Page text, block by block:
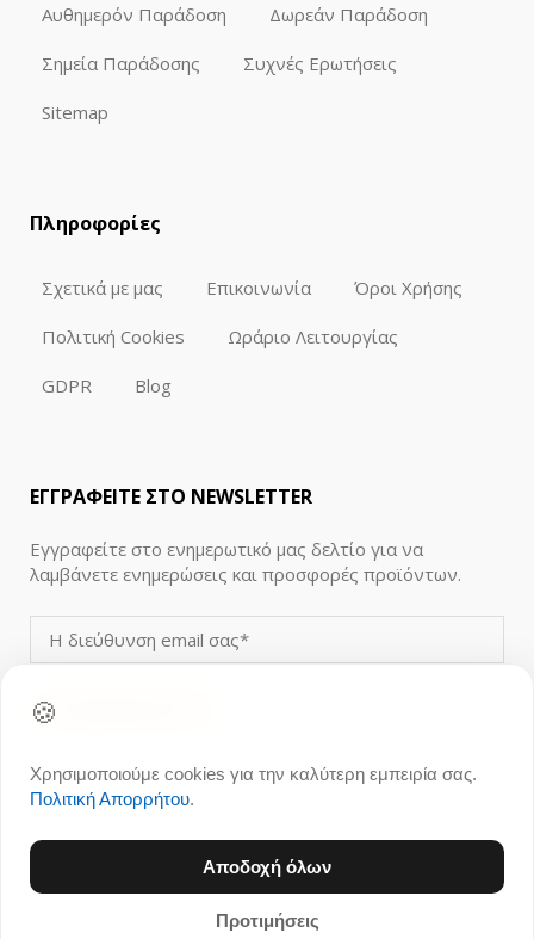
🍪
Χρησιμοποιούμε cookies για την καλύτερη εμπειρία σας.
Πολιτική Απορρήτου.
Αποδοχή όλων
Προτιμήσεις
Αυθημερόν Παράδοση Δωρεάν Παράδοση
Σημεία Παράδοσης Συχνές Ερωτήσεις
Sitemap
Πληροφορίες
Σχετικά με μας Επικοινωνία Όροι Χρήσης
Πολιτική Cookies Ωράριο Λειτουργίας
GDPR Blog
ΕΓΓΡΑΦΕΙΤΕ ΣΤΟ NEWSLETTER
Εγγραφείτε στο ενημερωτικό μας δελτίο για να
λαμβάνετε ενημερώσεις και προσφορές προϊόντων.
© 1996 - 2026 Ανθοπωλείο 21Flowers.gr, All rights